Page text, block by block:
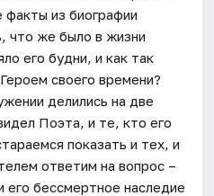
факты из биографии
что же было в жизни
его будни, и как так
своего времени?
делились на две
Поэта, и те, кто его
показать и тех, и
ответим на вопрос –
его бессмертное наследие